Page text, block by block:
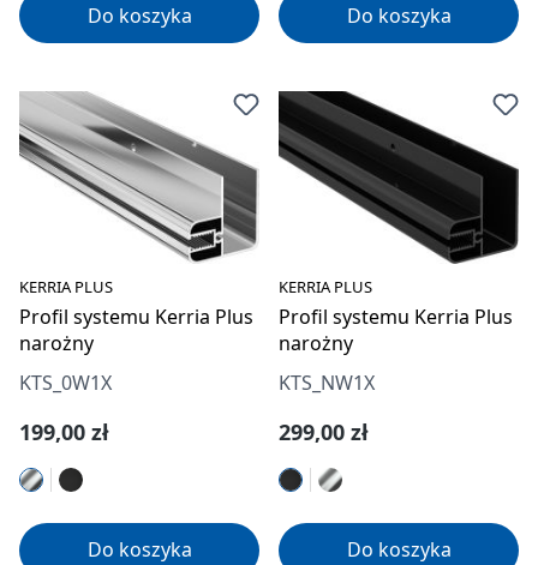
Do koszyka Do koszyka
KERRIA PLUS
Profil systemu Kerria Plus
narożny
KTS_0W1X
Cena regularna:
199,00 zł
Do koszyka
KERRIA PLUS
Profil systemu Kerria Plus
narożny
KTS_NW1X
Cena regularna:
299,00 zł
Do koszyka